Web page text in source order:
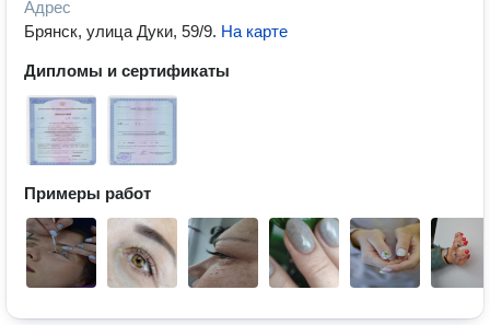
Адрес
Брянск, улица Дуки, 59/9. На карте
Дипломы и сертификаты
Примеры работ